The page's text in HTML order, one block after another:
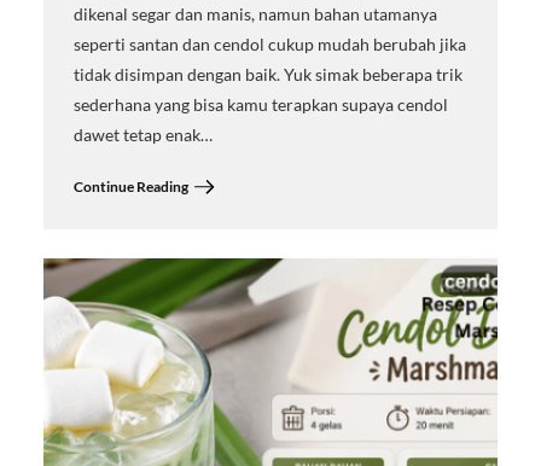
dikenal segar dan manis, namun bahan utamanya
seperti santan dan cendol cukup mudah berubah jika
tidak disimpan dengan baik. Yuk simak beberapa trik
sederhana yang bisa kamu terapkan supaya cendol
dawet tetap enak…
Continue Reading